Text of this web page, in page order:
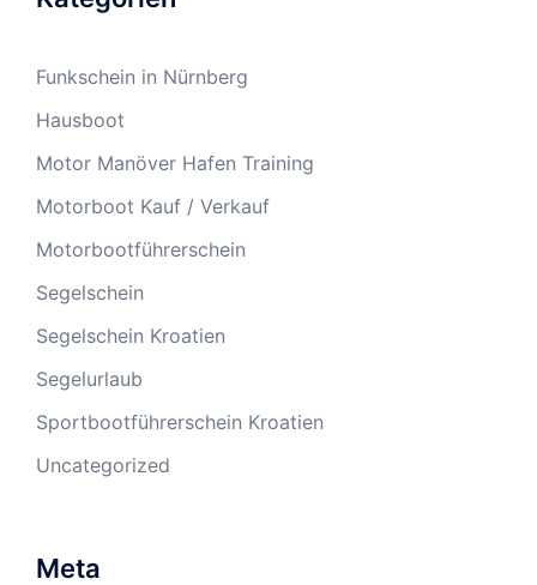
Funkschein in Nürnberg
Hausboot
Motor Manöver Hafen Training
Motorboot Kauf / Verkauf
Motorbootführerschein
Segelschein
Segelschein Kroatien
Segelurlaub
Sportbootführerschein Kroatien
Uncategorized
Meta